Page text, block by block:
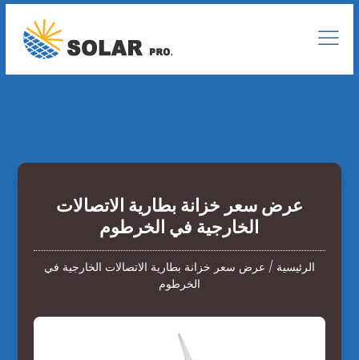
عرض سعر خزانة بطارية الاتصالات
الخارجية في الخرطوم
الرئيسية / عرض سعر خزانة بطارية الاتصالات الخارجية في
الخرطوم